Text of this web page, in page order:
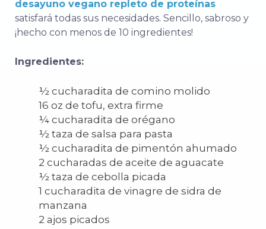
desayuno vegano repleto de proteínas
satisfará todas sus necesidades. Sencillo, sabroso y
¡hecho con menos de 10 ingredientes!
Ingredientes:
½ cucharadita de comino molido
16 oz de tofu, extra firme
¼ cucharadita de orégano
½ taza de salsa para pasta
½ cucharadita de pimentón ahumado
2 cucharadas de aceite de aguacate
½ taza de cebolla picada
1 cucharadita de vinagre de sidra de
manzana
2 ajos picados